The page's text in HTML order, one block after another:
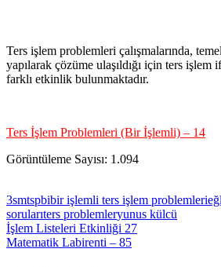
Ters işlem problemleri çalışmalarında,
yapılarak çözüme ulaşıldığı için ters
farklı etkinlik bulunmaktadır.
Ters İşlem Problemleri (Bir İşlemli) – 14
Görüntüleme Sayısı: 1.094
3smtspbibir işlemli ters işlem problemleri
sorularıters problemleryunus külcü
Yazı
gezinmesi
Previous
Post:
İşlem Listeleri Etkinliği 27
Next
Matematik Labirenti – 85